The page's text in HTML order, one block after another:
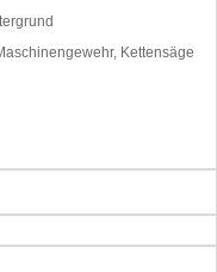
Kettensäge